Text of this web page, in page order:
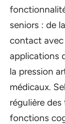
seniors : de
contact avec
applications
la pression
médicaux.
régulière
fonctions